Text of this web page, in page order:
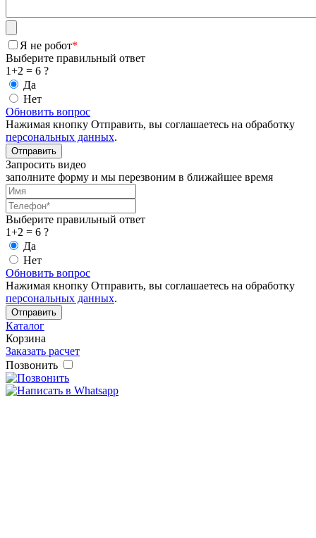
Я не робот*
Выберите правильный ответ
1+2 = 6 ?
Да
Нет
Обновить вопрос
Нажимая кнопку Отправить, вы соглашаетесь на обработку
персональных данных.
Запросить видео
заполните форму и мы перезвоним в ближайшее время
Выберите правильный ответ
1+2 = 6 ?
Да
Нет
Обновить вопрос
Нажимая кнопку Отправить, вы соглашаетесь на обработку
персональных данных.
Каталог
Корзина
Заказать расчет
Позвонить